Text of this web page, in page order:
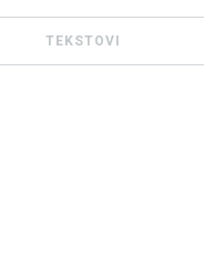
TEKSTOVI